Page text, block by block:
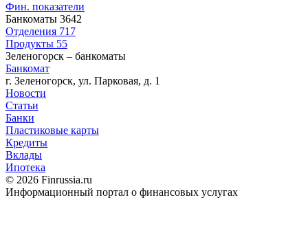
Фин. показатели
Банкоматы 3642
Отделения 717
Продукты 55
Зеленогорск – банкоматы
Банкомат
г. Зеленогорск, ул. Парковая, д. 1
Новости
Статьи
Банки
Пластиковые карты
Кредиты
Вклады
Ипотека
© 2026 Finrussia.ru
Информационный портал о финансовых услугах